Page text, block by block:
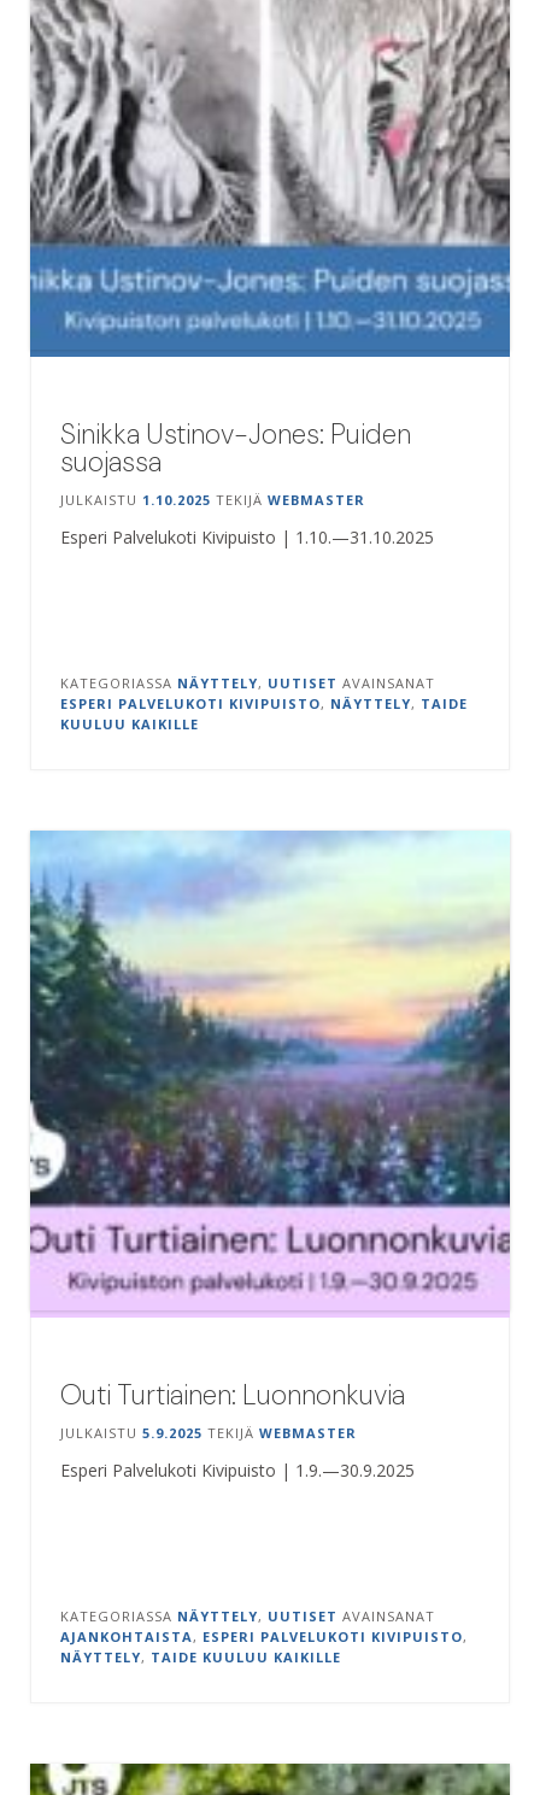
Sinikka Ustinov-Jones: Puiden
suojassa
JULKAISTU 1.10.2025 TEKIJÄ WEBMASTER
Esperi Palvelukoti Kivipuisto | 1.10.—31.10.2025
KATEGORIASSA NÄYTTELY, UUTISET AVAINSANAT
ESPERI PALVELUKOTI KIVIPUISTO, NÄYTTELY, TAIDE
KUULUU KAIKILLE
Outi Turtiainen: Luonnonkuvia
JULKAISTU 5.9.2025 TEKIJÄ WEBMASTER
Esperi Palvelukoti Kivipuisto | 1.9.—30.9.2025
KATEGORIASSA NÄYTTELY, UUTISET AVAINSANAT
AJANKOHTAISTA , ESPERI PALVELUKOTI KIVIPUISTO,
NÄYTTELY, TAIDE KUULUU KAIKILLE